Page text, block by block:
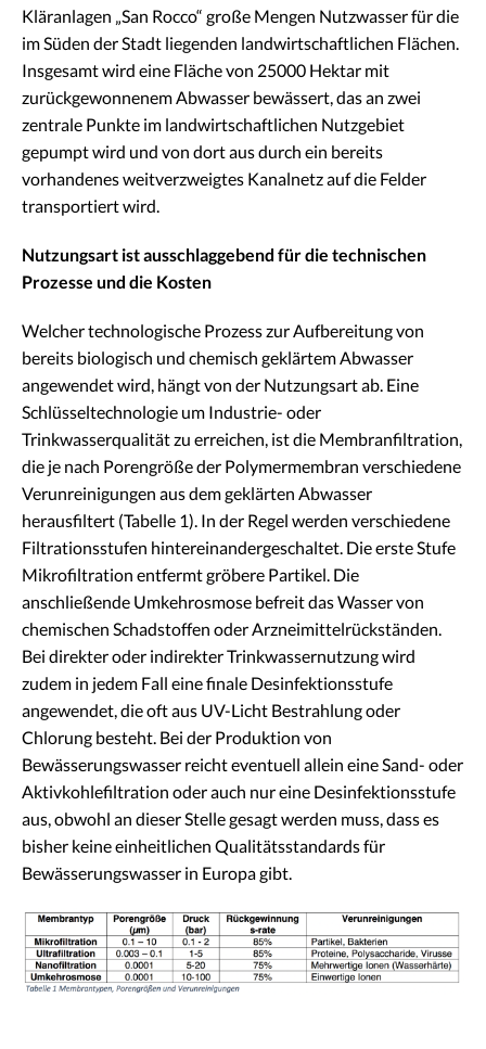
Kläranlagen „San Rocco“ große Mengen Nutzwasser für die
im Süden der Stadt liegenden landwirtschaftlichen Flächen.
Insgesamt wird eine Fläche von 25000 Hektar mit
zurückgewonnenem Abwasser bewässert, das an zwei
zentrale Punkte im landwirtschaftlichen Nutzgebiet
gepumpt wird und von dort aus durch ein bereits
vorhandenes weitverzweigtes Kanalnetz auf die Felder
transportiert wird.
Nutzungsart ist ausschlaggebend für die technischen
Prozesse und die Kosten
Welcher technologische Prozess zur Aufbereitung von
bereits biologisch und chemisch geklärtem Abwasser
angewendet wird, hängt von der Nutzungsart ab. Eine
Schlüsseltechnologie um Industrie- oder
Trinkwasserqualität zu erreichen, ist die Membranfiltration,
die je nach Porengröße der Polymermembran verschiedene
Verunreinigungen aus dem geklärten Abwasser
herausfiltert (Tabelle 1). In der Regel werden verschiedene
Filtrationsstufen hintereinandergeschaltet. Die erste Stufe
Mikrofiltration entfermt gröbere Partikel. Die
anschließende Umkehrosmose befreit das Wasser von
chemischen Schadstoffen oder Arzneimittelrückständen.
Bei direkter oder indirekter Trinkwassernutzung wird
zudem in jedem Fall eine finale Desinfektionsstufe
angewendet, die oft aus UV-Licht Bestrahlung oder
Chlorung besteht. Bei der Produktion von
Bewässerungswasser reicht eventuell allein eine Sand- oder
Aktivkohlefiltration oder auch nur eine Desinfektionsstufe
aus, obwohl an dieser Stelle gesagt werden muss, dass es
bisher keine einheitlichen Qualitätsstandards für
Bewässerungswasser in Europa gibt.